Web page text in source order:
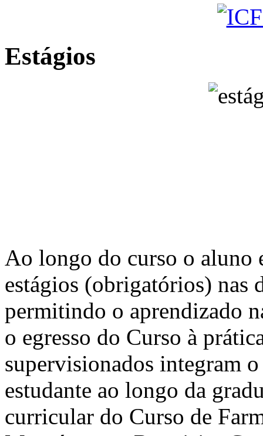
Estágios
Ao longo do curso o aluno
estágios (obrigatórios) nas
permitindo o aprendizado
o egresso do Curso à
supervisionados integram
estudante ao longo da
curricular do Curso de